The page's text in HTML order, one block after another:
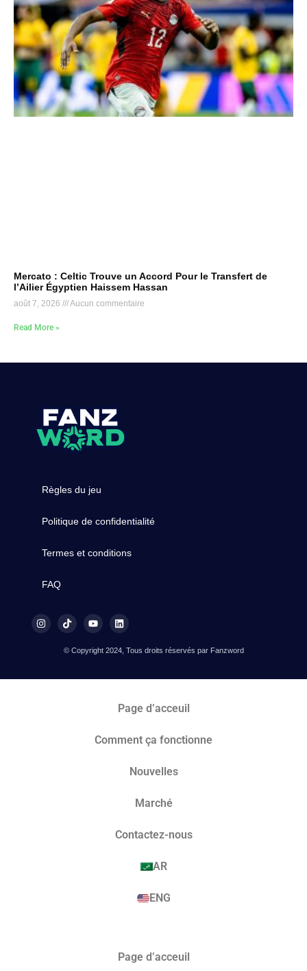
Mercato : Celtic Trouve un Accord Pour le Transfert de
l’Ailier Égyptien Haissem Hassan
août 7, 2026 Aucun commentaire
Read More »
Règles du jeu
Politique de confidentialité
Termes et conditions
FAQ
© Copyright 2024, Tous droits réservés par Fanzword
Page d’acceuil
Comment ça fonctionne
Nouvelles
Marché​
Contactez-nous
AR
ENG
Page d’acceuil